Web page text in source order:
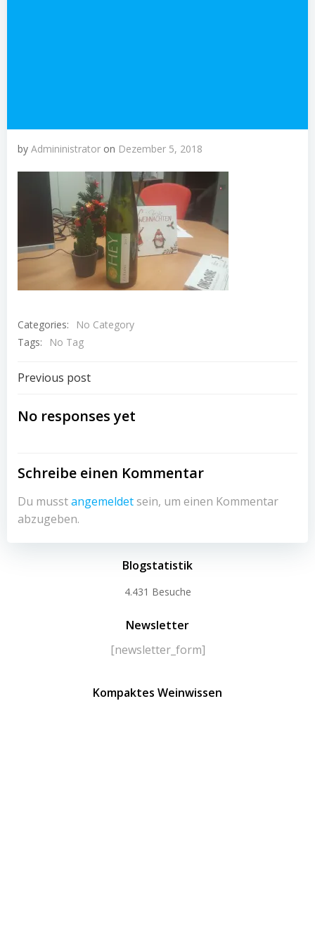
by Admininistrator on Dezember 5, 2018
Categories:
No Category
Tags:
No Tag
Beitragsnavigation
Previous post
No responses yet
Schreibe einen Kommentar
Du musstangemeldet sein, um einen Kommentar
abzugeben.
Blogstatistik
4.431 Besuche
Newsletter
[newsletter_form]
Kompaktes Weinwissen